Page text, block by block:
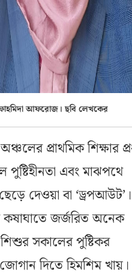
আফরোজ। ছবি লেখকের
প্রাথমিক শিক্ষার
পুষ্টিহীনতা এবং মাঝপথে
দেওয়া বা ‘ড্রপআউট’।
কষাঘাতে জর্জরিত অনেক
সকালের পুষ্টিকর
দিতে হিমশিম খায়।